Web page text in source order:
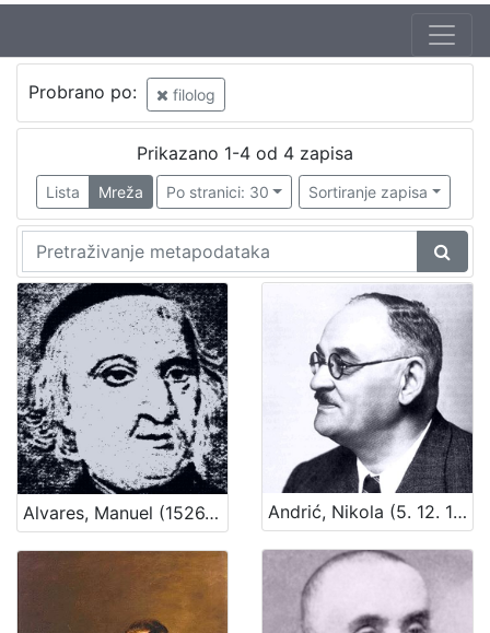
Probrano po: filolog
Prikazano 1-4 od 4 zapisa
Lista Mreža Po stranici: 30 Sortiranje zapisa
Alvares, Manuel (1526. – 30. 12. 1583.) Andrić, Nikola (5. 12. 1867. – 7. 4. 1942.)